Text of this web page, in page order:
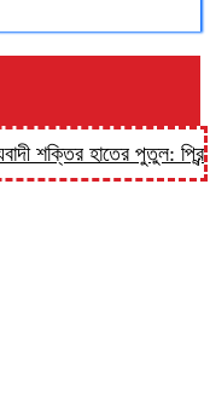
হাতের পুতুল: প্রিন্স